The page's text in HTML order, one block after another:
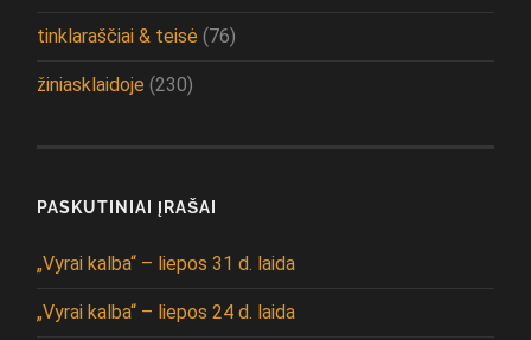
tinklaraščiai & teisė (76)
žiniasklaidoje (230)
PASKUTINIAI ĮRAŠAI
„Vyrai kalba“ – liepos 31 d. laida
„Vyrai kalba“ – liepos 24 d. laida